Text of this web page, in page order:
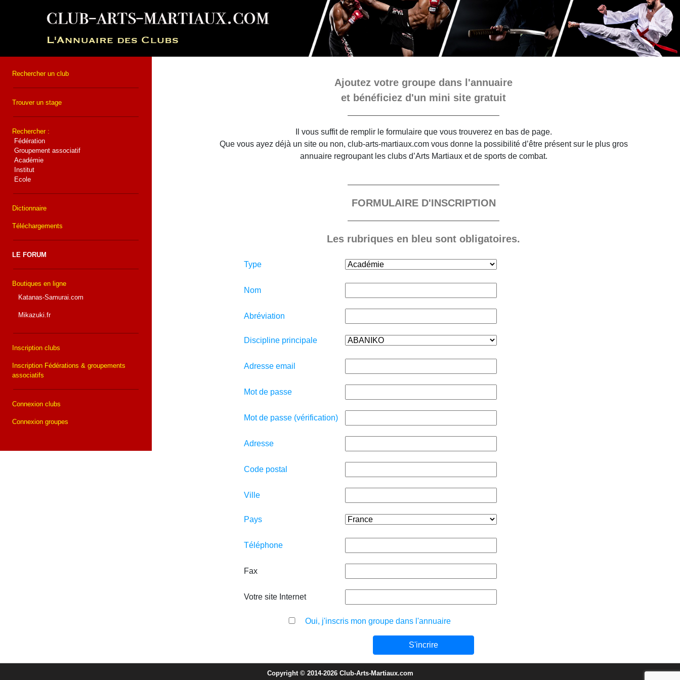
Rechercher un club
Trouver un stage
Rechercher :
Fédération
Groupement associatif
Académie
Institut
Ecole
Dictionnaire
Téléchargements
LE FORUM
Boutiques en ligne
Katanas-Samurai.com
Mikazuki.fr
Inscription clubs
Inscription Fédérations & groupements
associatifs
Connexion clubs
Connexion groupes
Ajoutez votre groupe dans l'annuaire
et bénéficiez d'un mini site gratuit
Il vous suffit de remplir le formulaire que vous trouverez en bas de page.
Que vous ayez déjà un site ou non, club-arts-martiaux.com vous donne la possibilité d’être présent sur le plus gros
annuaire regroupant les clubs d’Arts Martiaux et de sports de combat.
FORMULAIRE D'INSCRIPTION
Les rubriques en bleu sont obligatoires.
Type
Nom
Abréviation
Discipline principale
Adresse email
Mot de passe
Mot de passe (vérification)
Adresse
Code postal
Ville
Pays
Téléphone
Fax
Votre site Internet
Oui, j'inscris mon groupe dans l'annuaire
Copyright © 2014-2026 Club-Arts-Martiaux.com